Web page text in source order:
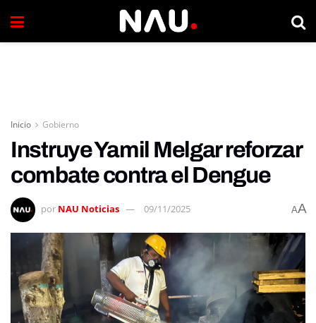
Inicio Gobierno
Instruye Yamil Melgar reforzar
combate contra el Dengue
por NAU Noticias 09/11/2025 AA